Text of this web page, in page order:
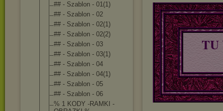
## - Szablon - 01(1)
## - Szablon - 02
## - Szablon - 02(1)
## - Szablon - 02(2)
## - Szablon - 03
## - Szablon - 03(1)
## - Szablon - 04
## - Szablon - 04(1)
## - Szablon - 05
## - Szablon - 06
% 1 KODY -RAMKI -
TU